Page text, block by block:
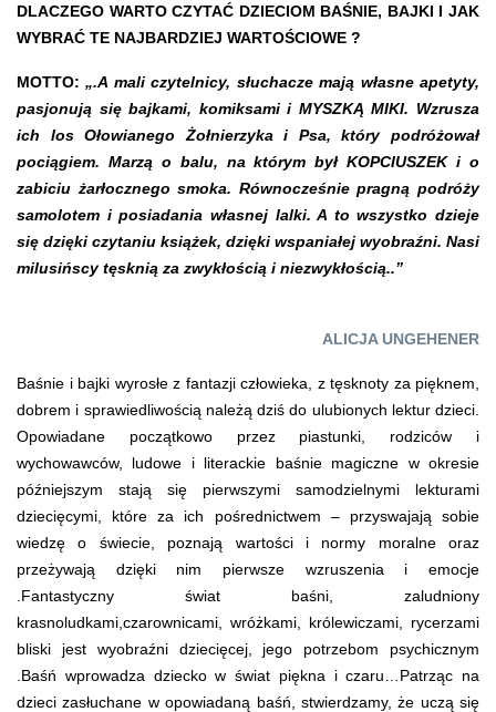
DLACZEGO WARTO CZYTAĆ DZIECIOM BAŚNIE, BAJKI I JAK
WYBRAĆ TE NAJBARDZIEJ WARTOŚCIOWE ?
MOTTO: „.A mali czytelnicy, słuchacze mają własne apetyty,
pasjonują się bajkami, komiksami i MYSZKĄ MIKI. Wzrusza
ich los Ołowianego Żołnierzyka i Psa, który podróżował
pociągiem. Marzą o balu, na którym był KOPCIUSZEK i o
zabiciu żarłocznegosmoka. Równocześnie pragną podróży
samolotem i posiadania własnej lalki. A to wszystko dzieje
się dzięki czytaniu książek, dzięki wspaniałej wyobraźni. Nasi
milusińscy tęsknią za zwykłością i niezwykłością..”
ALICJA UNGEHENER
Baśnie i bajki wyrosłe z fantazji człowieka, z tęsknoty za pięknem,
dobrem i sprawiedliwością należą dziś do ulubionych lektur dzieci.
Opowiadane początkowo przez piastunki, rodziców i
wychowawców, ludowe i literackie baśnie magiczne w okresie
późniejszym stają się pierwszymi samodzielnymi lekturami
dziecięcymi, które za ich pośrednictwem – przyswajają sobie
wiedzę o świecie, poznają wartości i normy moralne oraz
przeżywają dzięki nim pierwsze wzruszenia i emocje
.Fantastyczny świat baśni, zaludniony
krasnoludkami,czarownicami, wróżkami, królewiczami, rycerzami
bliski jest wyobraźni dziecięcej, jego potrzebom psychicznym
.Baśń wprowadza dziecko w świat piękna i czaru…Patrząc na
dzieci zasłuchane w opowiadaną baśń, stwierdzamy, że uczą się